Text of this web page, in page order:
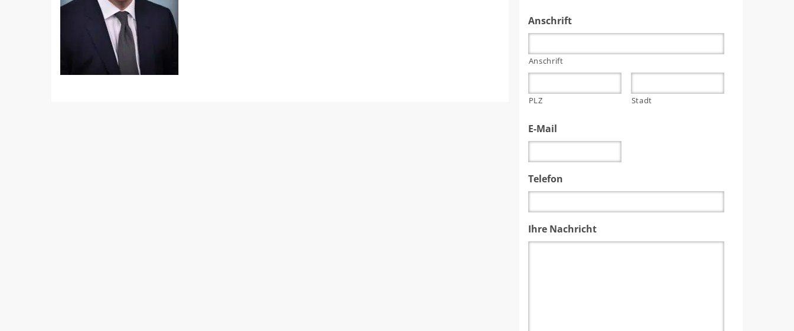
Anschrift
Anschrift
PLZ Stadt
E-Mail
Telefon
Ihre Nachricht